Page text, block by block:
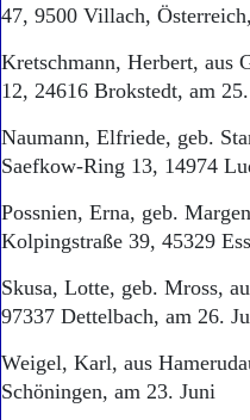
47, 9500 Villach,
Kretschmann, Herbert, aus
12, 24616 Brokstedt, am
Naumann, Elfriede, geb.
Saefkow-Ring 13, 14974
Possnien, Erna, geb.
Kolpingstraße 39, 45329
Skusa, Lotte, geb. Mross,
97337 Dettelbach, am 26.
Weigel, Karl, aus
Schöningen, am 23. Juni